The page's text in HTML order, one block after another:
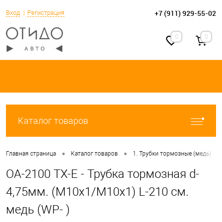
Вход Регистрация +7 (911) 929-55-02
0 0
Каталог товаров
Главная страница • Каталог товаров • 1. Трубки тормозные (медь)
OA-2100 TX-E - Трубка тормозная d-
4,75мм. (М10х1/М10х1) L-210 см.
медь (WP- )